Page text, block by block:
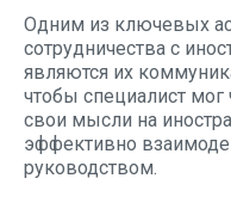
Одним из ключевых
сотрудничества с
являются их
чтобы специалист
свои мысли на
эффективно
руководством.